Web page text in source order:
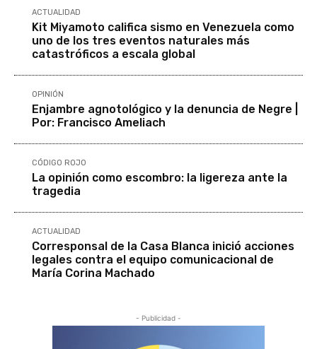
ACTUALIDAD
Kit Miyamoto califica sismo en Venezuela como
uno de los tres eventos naturales más
catastróficos a escala global
OPINIÓN
Enjambre agnotológico y la denuncia de Negre |
Por: Francisco Ameliach
CÓDIGO ROJO
La opinión como escombro: la ligereza ante la
tragedia
ACTUALIDAD
Corresponsal de la Casa Blanca inició acciones
legales contra el equipo comunicacional de
María Corina Machado
- Publicidad -